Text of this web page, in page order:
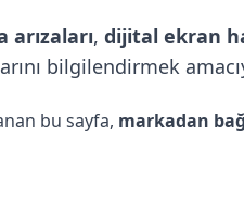
arızaları, dijital ekran
bilgilendirmek
bu sayfa, markadan